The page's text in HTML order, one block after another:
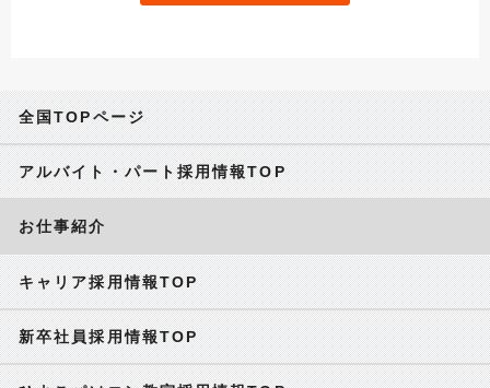
全国TOPページ
アルバイト・パート採用情報TOP
お仕事紹介
キャリア採用情報TOP
新卒社員採用情報TOP